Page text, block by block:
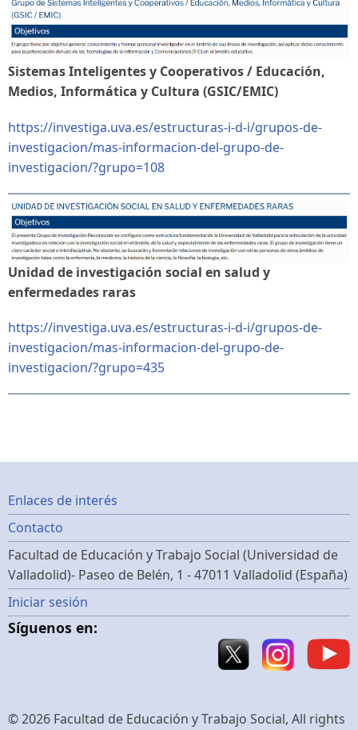
Sistemas Inteligentes y Cooperativos / Educación,
Medios, Informática y Cultura (GSIC/EMIC)
https://investiga.uva.es/estructuras-i-d-i/grupos-de-
investigacion/mas-informacion-del-grupo-de-
investigacion/?grupo=108
Unidad de investigación social en salud y
enfermedades raras
https://investiga.uva.es/estructuras-i-d-i/grupos-de-
investigacion/mas-informacion-del-grupo-de-
investigacion/?grupo=435
Footer
menu
Enlaces de interés
Contacto
Facultad de Educación y Trabajo Social (Universidad de
Valladolid)- Paseo de Belén, 1 - 47011 Valladolid (España)
Menú
de
de
Iniciar sesión
Síguenos en:
© 2026 Facultad de Educación y Trabajo Social, All rights